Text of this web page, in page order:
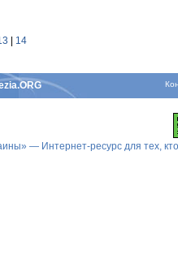
14
— Интернет-ресурс для тех,